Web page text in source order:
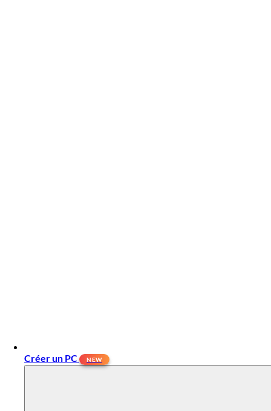
Créer un PC NEW